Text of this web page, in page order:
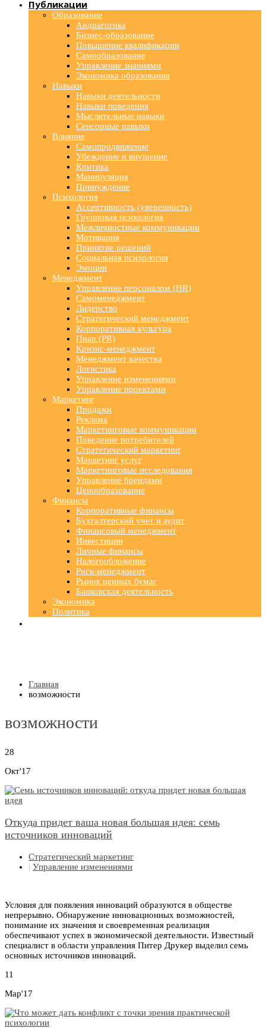
Публикации
Образование
Андрагогика
Бизнес-образование
Повышение квалификации
Самообразование
Управление знаниями
Экономика образования
Навыки
Навыки деятельности
Навыки поведения
Мыслительные навыки
Сенсорные навыки
Влияние
Самопродвижение
Убеждение и внушение
Критика
Манипуляция
Принуждение
Психология
Ассертивность (уверенность)
Групповая психология
Межличностные коммуникации
Мотивация
Принятие решений
Социальная психология
Эмоции
Менеджмент
Управление персоналом (HR)
Самоменеджмент
Лидерство
Стратегический менеджмент
Корпоративная культура
Пиар (PR)
Кризис-менеджмент
Менеджмент качества
Логистика
Управление изменениями
Управление проектами
Маркетинг
Продажи
Реклама
Маркетинговые коммуникации
Поведение потребителей
Стратегический маркетинг
Маркетинг услуг
Маркетинговые исследования
Управление брендами
Ценообразование
Финансы
Корпоративные финансы
Бухгалтерский учет и аудит
Финансовый менеджмент
Инвестиции
Личные финансы
Налогообложение
Риск-менеджмент
Рынок ценных бумаг
Банковская деятельность
Экономика
Политика
Главная
возможности
возможности
28
Окт'17
Откуда придет ваша новая большая идея: семь
источников инноваций
Стратегический маркетинг
| Управление изменениями
Условия для появления инноваций образуются в обществе
непрерывно. Обнаружение инновационных возможностей,
понимание их значения и своевременная реализация
обеспечивают успех в экономической деятельности. Известный
специалист в области управления Питер Друкер выделил семь
основных источников инноваций.
11
Мар'17